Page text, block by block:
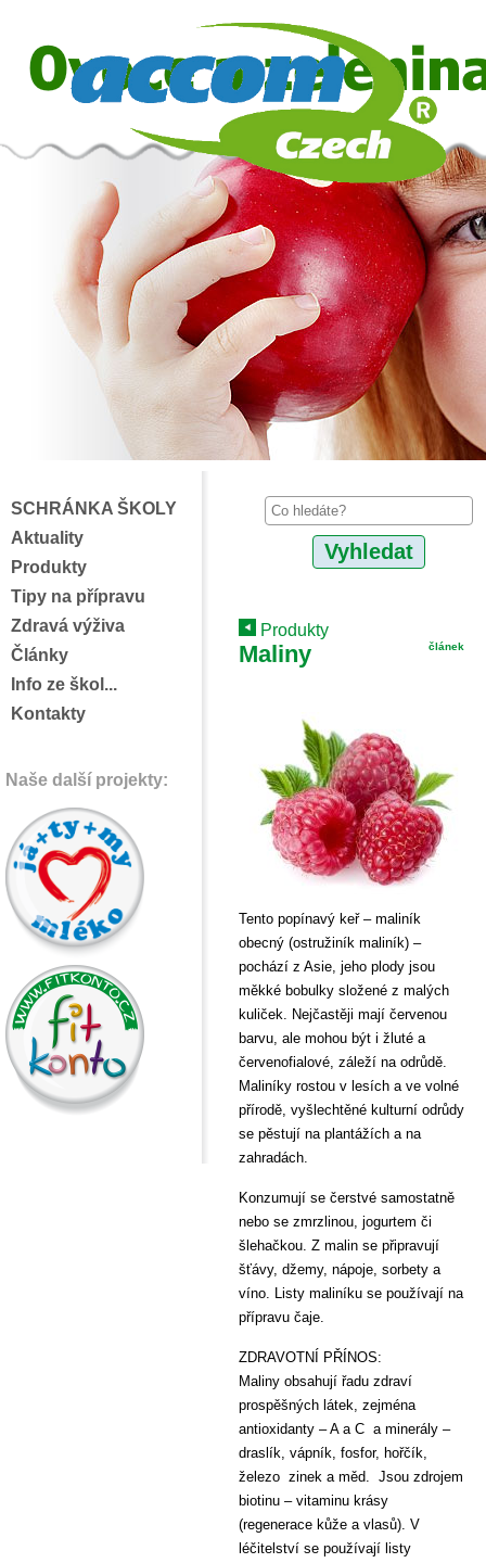
SCHRÁNKA ŠKOLY
Aktuality
Produkty
Tipy na přípravu
Zdravá výživa
Články
Info ze škol...
Kontakty
Naše další projekty:
Produkty
Maliny článek
Tento popínavý keř – maliník
obecný (ostružiník maliník) –
pochází z Asie, jeho plody jsou
měkké bobulky složené z malých
kuliček. Nejčastěji mají červenou
barvu, ale mohou být i žluté a
červenofialové, záleží na odrůdě.
Maliníky rostou v lesích a ve volné
přírodě, vyšlechtěné kulturní odrůdy
se pěstují na plantážích a na
zahradách.
Konzumují se čerstvé samostatně
nebo se zmrzlinou, jogurtem či
šlehačkou. Z malin se připravují
šťávy, džemy, nápoje, sorbety a
víno. Listy maliníku se používají na
přípravu čaje.
ZDRAVOTNÍ PŘÍNOS:
Maliny obsahují řadu zdraví
prospěšných látek, zejména
antioxidanty – A a C a minerály –
draslík, vápník, fosfor, hořčík,
železo zinek a měd. Jsou zdrojem
biotinu – vitaminu krásy
(regenerace kůže a vlasů). V
léčitelství se používají listy